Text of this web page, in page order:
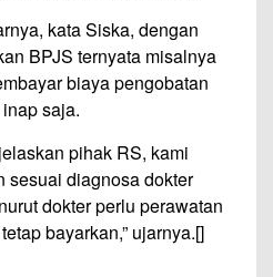
kata Siska, dengan
BPJS ternyata misalnya
biaya pengobatan
saja.
pihak RS, kami
sesuai diagnosa dokter
dokter perlu perawatan
bayarkan,” ujarnya.[]